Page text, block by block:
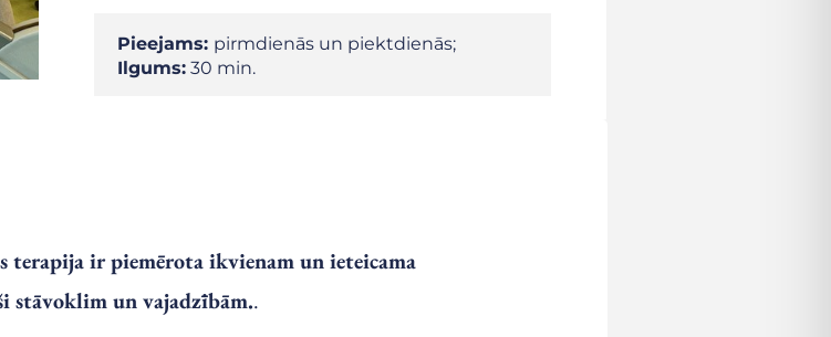
Pieejams: pirmdienās un piektdienās;
Ilgums: 30 min.
ir piemērota ikvienam un ieteicama
stāvoklim un vajadzībām..